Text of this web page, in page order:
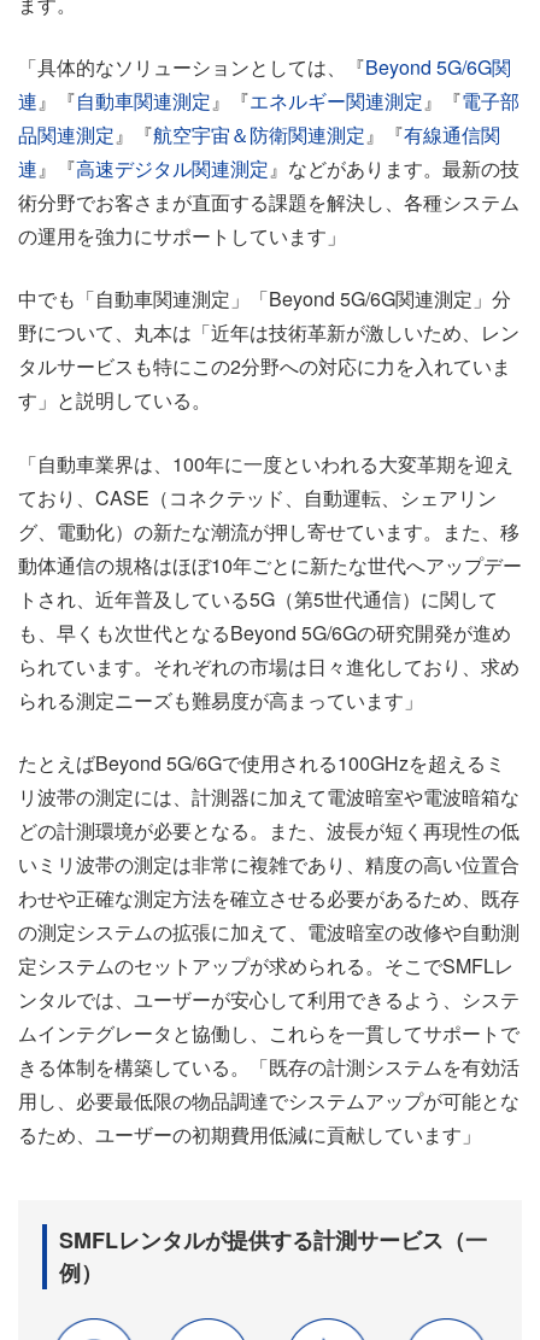
「具体的なソリューションとしては、『Beyond 5G/6G関
連』『自動車関連測定』『エネルギー関連測定』『電子部
品関連測定』『航空宇宙＆防衛関連測定』『有線通信関
連』『高速デジタル関連測定』などがあります。最新の技
術分野でお客さまが直面する課題を解決し、各種システム
の運用を強力にサポートしています」
中でも「自動車関連測定」「Beyond 5G/6G関連測定」分
野について、丸本は「近年は技術革新が激しいため、レン
タルサービスも特にこの2分野への対応に力を入れていま
す」と説明している。
「自動車業界は、100年に一度といわれる大変革期を迎え
ており、CASE（コネクテッド、自動運転、シェアリン
グ、電動化）の新たな潮流が押し寄せています。また、移
動体通信の規格はほぼ10年ごとに新たな世代へアップデー
トされ、近年普及している5G（第5世代通信）に関して
も、早くも次世代となるBeyond 5G/6Gの研究開発が進め
られています。それぞれの市場は日々進化しており、求め
られる測定ニーズも難易度が高まっています」
たとえばBeyond 5G/6Gで使用される100GHzを超えるミ
リ波帯の測定には、計測器に加えて電波暗室や電波暗箱な
どの計測環境が必要となる。また、波長が短く再現性の低
いミリ波帯の測定は非常に複雑であり、精度の高い位置合
わせや正確な測定方法を確立させる必要があるため、既存
の測定システムの拡張に加えて、電波暗室の改修や自動測
定システムのセットアップが求められる。そこでSMFLレ
ンタルでは、ユーザーが安心して利用できるよう、システ
ムインテグレータと協働し、これらを一貫してサポートで
きる体制を構築している。「既存の計測システムを有効活
用し、必要最低限の物品調達でシステムアップが可能とな
るため、ユーザーの初期費用低減に貢献しています」
SMFLレンタルが提供する計測サービス（一
例）